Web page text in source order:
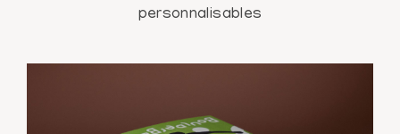
personnalisables